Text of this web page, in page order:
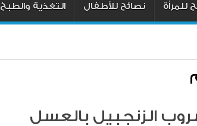
للمرأة نصائح للأطفال التغذية والطبخ
الزنجبيل بالعسل